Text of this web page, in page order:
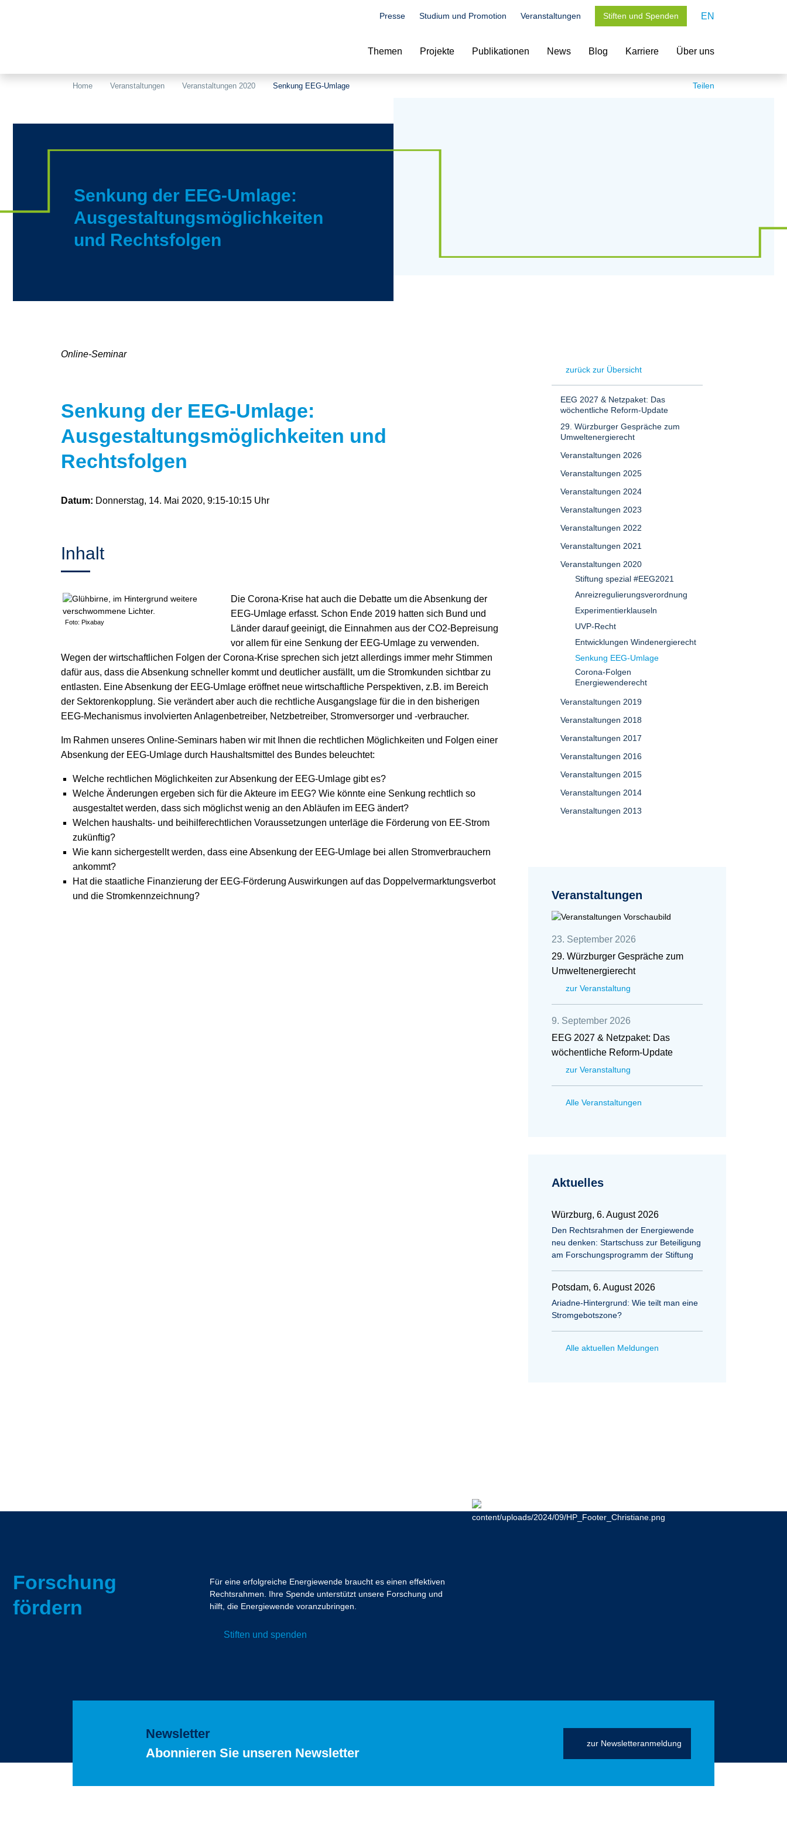
Presse Studium und Promotion Veranstaltungen Stiften und Spenden EN
Themen Projekte Publikationen News Blog Karriere Über uns
Home Veranstaltungen Veranstaltungen 2020 Senkung EEG-Umlage Teilen
Senkung der EEG-Umlage:
Ausgestaltungsmöglichkeiten
und Rechtsfolgen
Online-Seminar
Senkung der EEG-Umlage:
Ausgestaltungsmöglichkeiten und
Rechtsfolgen
Datum: Donnerstag, 14. Mai 2020, 9:15-10:15 Uhr
Inhalt
Foto: Pixabay
Die Corona-Krise hat auch die Debatte um die Absenkung der
EEG-Umlage erfasst. Schon Ende 2019 hatten sich Bund und
Länder darauf geeinigt, die Einnahmen aus der CO2-Bepreisung
vor allem für eine Senkung der EEG-Umlage zu verwenden.
Wegen der wirtschaftlichen Folgen der Corona-Krise sprechen sich jetzt allerdings immer mehr Stimmen
dafür aus, dass die Absenkung schneller kommt und deutlicher ausfällt, um die Stromkunden sichtbar zu
entlasten. Eine Absenkung der EEG-Umlage eröffnet neue wirtschaftliche Perspektiven, z.B. im Bereich
der Sektorenkopplung. Sie verändert aber auch die rechtliche Ausgangslage für die in den bisherigen
EEG-Mechanismus involvierten Anlagenbetreiber, Netzbetreiber, Stromversorger und -verbraucher.
Im Rahmen unseres Online-Seminars haben wir mit Ihnen die rechtlichen Möglichkeiten und Folgen einer
Absenkung der EEG-Umlage durch Haushaltsmittel des Bundes beleuchtet:
Welche rechtlichen Möglichkeiten zur Absenkung der EEG-Umlage gibt es?
Welche Änderungen ergeben sich für die Akteure im EEG? Wie könnte eine Senkung rechtlich so
ausgestaltet werden, dass sich möglichst wenig an den Abläufen im EEG ändert?
Welchen haushalts- und beihilferechtlichen Voraussetzungen unterläge die Förderung von EE-Strom
zukünftig?
Wie kann sichergestellt werden, dass eine Absenkung der EEG-Umlage bei allen Stromverbrauchern
ankommt?
Hat die staatliche Finanzierung der EEG-Förderung Auswirkungen auf das Doppelvermarktungsverbot
und die Stromkennzeichnung?
zurück zur Übersicht
EEG 2027 & Netzpaket: Das
wöchentliche Reform-Update
29. Würzburger Gespräche zum
Umweltenergierecht
Veranstaltungen 2026
Veranstaltungen 2025
Veranstaltungen 2024
Veranstaltungen 2023
Veranstaltungen 2022
Veranstaltungen 2021
Veranstaltungen 2020
Stiftung spezial #EEG2021
Anreizregulierungsverordnung
Experimentierklauseln
UVP-Recht
Entwicklungen Windenergierecht
Senkung EEG-Umlage
Corona-Folgen
Energiewenderecht
Veranstaltungen 2019
Veranstaltungen 2018
Veranstaltungen 2017
Veranstaltungen 2016
Veranstaltungen 2015
Veranstaltungen 2014
Veranstaltungen 2013
Veranstaltungen
23. September 2026
29. Würzburger Gespräche zum
Umweltenergierecht
zur Veranstaltung
9. September 2026
EEG 2027 & Netzpaket: Das
wöchentliche Reform-Update
zur Veranstaltung
Alle Veranstaltungen
Aktuelles
Würzburg, 6. August 2026
Den Rechtsrahmen der Energiewende
neu denken: Startschuss zur Beteiligung
am Forschungsprogramm der Stiftung
Potsdam, 6. August 2026
Ariadne-Hintergrund: Wie teilt man eine
Stromgebotszone?
Alle aktuellen Meldungen
Forschung
fördern
Für eine erfolgreiche Energiewende braucht es einen effektiven
Rechtsrahmen. Ihre Spende unterstützt unsere Forschung und
hilft, die Energiewende voranzubringen.
Stiften und spenden
Newsletter
Abonnieren Sie unseren Newsletter
zur Newsletteranmeldung